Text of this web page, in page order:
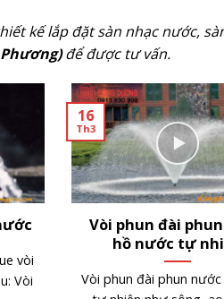
kế lắp đặt sàn nhạc nước,
để được tư vấn.
bị
Chi phí làm đài
– Bảng giá chi tiết
tố ảnh hướng
02
Th4